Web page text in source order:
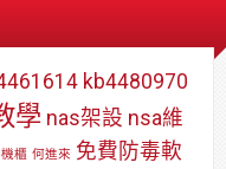
kb4480970
學 nas架設 nsa維
櫃 何進來 免費防毒軟